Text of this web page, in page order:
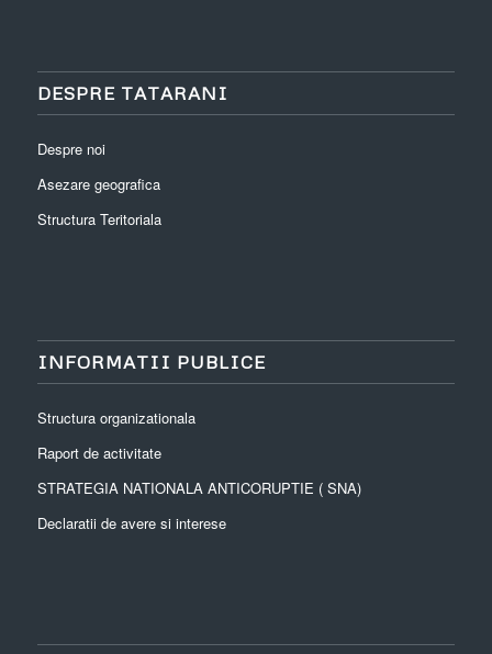
DESPRE TATARANI
Despre noi
Asezare geografica
Structura Teritoriala
INFORMATII PUBLICE
Structura organizationala
Raport de activitate
STRATEGIA NATIONALA ANTICORUPTIE ( SNA)
Declaratii de avere si interese